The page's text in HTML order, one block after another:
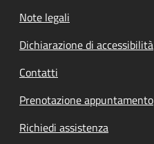
Note legali
Dichiarazione di accessibilità
Contatti
Prenotazione appuntamento
Richiedi assistenza